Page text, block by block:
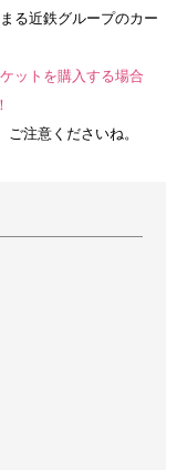
る近鉄グループのカー
ットを購入する場合
注意くださいね。